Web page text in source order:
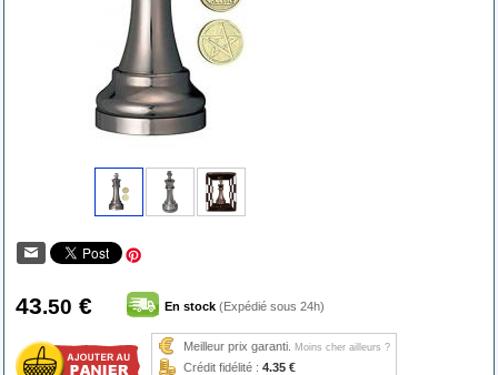
43.50 € En stock (Expédié sous 24h)
Meilleur prix garanti. Moins cher ailleurs ?
Crédit fidélité : 4.35 €